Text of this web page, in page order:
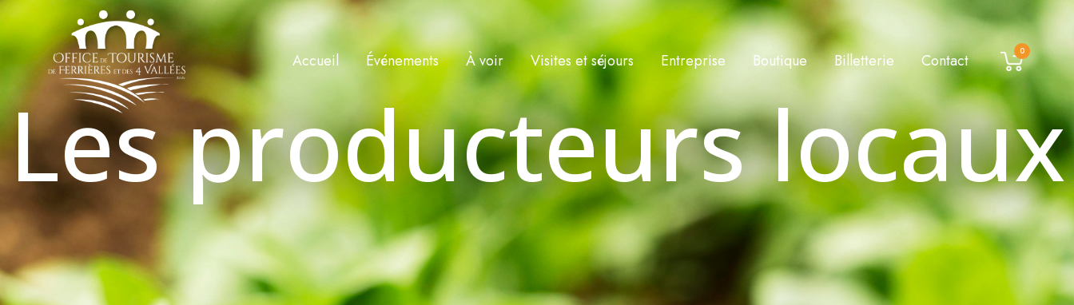
Accueil Événements À voir Visites et séjours Entreprise Boutique Billetterie Contact 0
Les producteurs locaux